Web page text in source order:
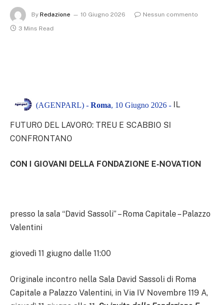
By Redazione 10 Giugno 2026
Nessun commento
3 Mins Read
(AGENPARL) - Roma, 10 Giugno 2026 - IL
FUTURO DEL LAVORO: TREU E SCABBIO SI
CONFRONTANO
CON I GIOVANI DELLA FONDAZIONE E-NOVATION
presso la sala “David Sassoli” – Roma Capitale – Palazzo
Valentini
giovedì 11 giugno dalle 11:00
Originale incontro nella Sala David Sassoli di Roma
Capitale a Palazzo Valentini, in Via IV Novembre 119 A,